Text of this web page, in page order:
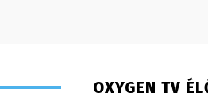
OXYGEN TV